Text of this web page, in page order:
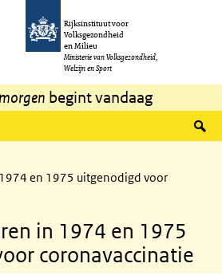
gaan
Rijksinstituut voor
Volksgezondheid
en Milieu
Ministerie van Volksgezondheid,
Welzijn en Sport
begint vandaag
en 1975 uitgenodigd voor
in 1974 en 1975
coronavaccinatie